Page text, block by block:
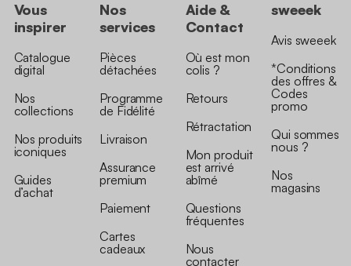
Vous
inspirer
Catalogue
digital
Nos
collections
Nos produits
iconiques
Guides
d’achat
Nos
services
Pièces
détachées
Programme
de Fidélité
Livraison
Assurance
premium
Paiement
Cartes
cadeaux
Aide &
Contact
Où est mon
colis ?
Retours
Rétractation
Mon produit
est arrivé
abîmé
Questions
fréquentes
Nous
contacter
sweeek
Avis sweeek
*Conditions
des offres &
Codes
promo
Qui sommes
nous ?
Nos
magasins